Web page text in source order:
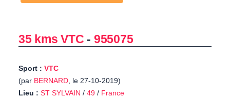
35 kms VTC - 955075
Sport : VTC
(par BERNARD, le 27-10-2019)
Lieu : ST SYLVAIN / 49 / France